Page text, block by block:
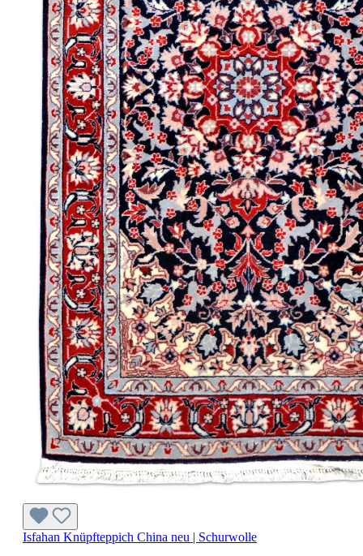
Isfahan Knüpfteppich China neu | Schurwolle